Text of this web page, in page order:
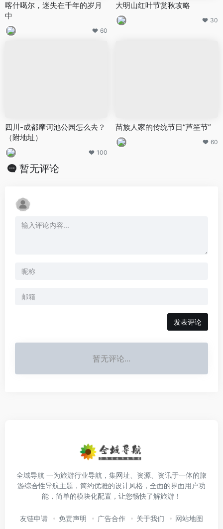
喀什噶尔，迷失在千年的岁月
中
60
大明山红叶节赏秋攻略
30
四川-成都摩诃池公园怎么去？
（附地址）
100
苗族人家的传统节日“芦笙节”
60
暂无评论
发表评论
暂无评论...
全域导航 一为旅游行业导航，集网址、资源、资讯于一体的旅
游综合性导航主题，简约优雅的设计风格，全面的界面用户功
能，简单的模块化配置，让您畅快了解旅游！
友链申请 免责声明 广告合作 关于我们 网站地图